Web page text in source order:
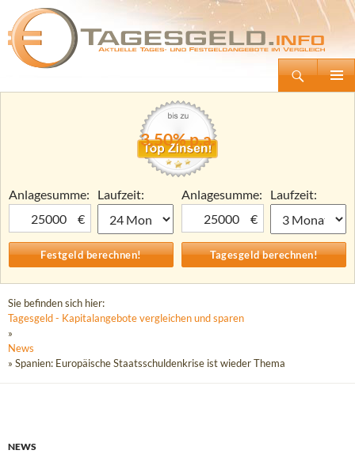
Tagesgeld.info – Tagesgeldkonten vergleichen und Tagesgeld-Zinsen berechnen
Zum
3,50% p.a.
Anlagesumme:
€
Laufzeit:
Anlagesumme:
€
Laufzeit:
Sie befinden sich hier:
Tagesgeld - Kapitalangebote vergleichen und sparen
»
News
» Spanien: Europäische Staatsschuldenkrise ist wieder Thema
NEWS